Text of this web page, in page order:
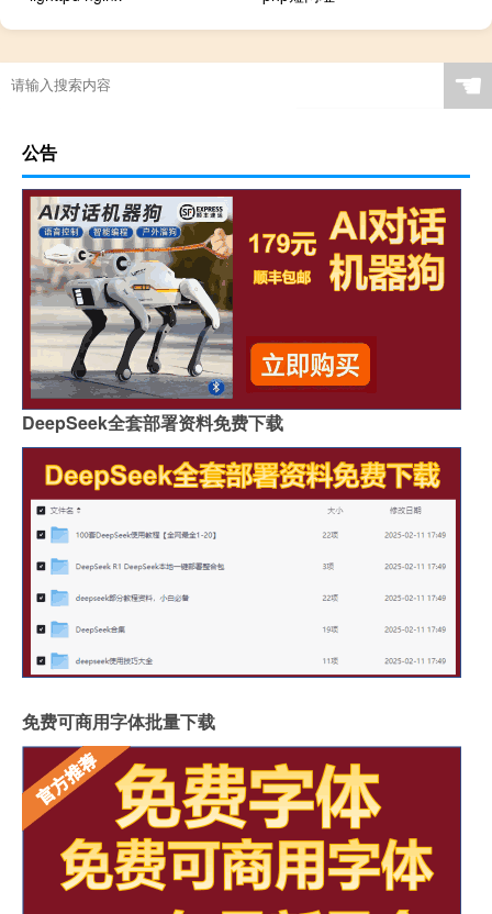
☚
公告
DeepSeek全套部署资料免费下载
免费可商用字体批量下载